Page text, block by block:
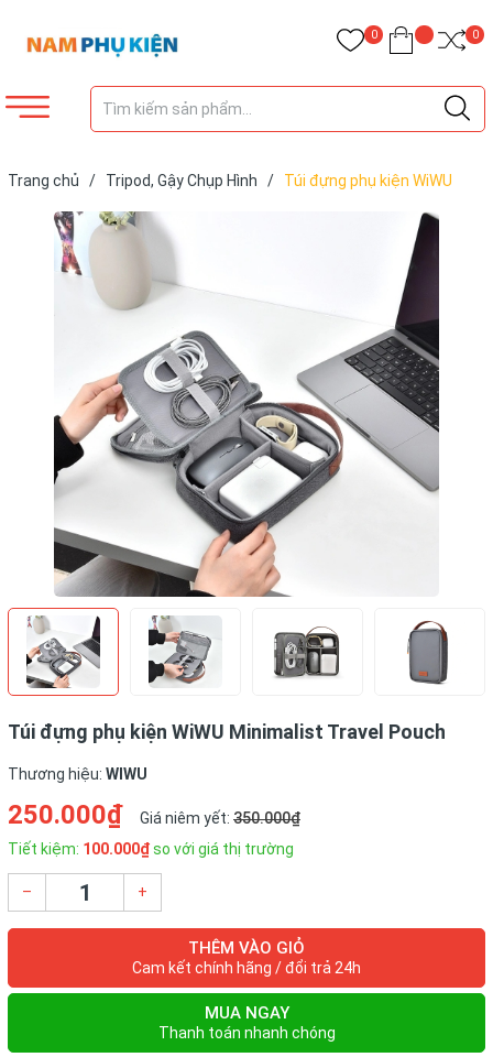
0 0
Trang chủ / Tripod, Gậy Chụp Hình /
Túi đựng phụ kiện WiWU
Túi đựng phụ kiện WiWU Minimalist Travel Pouch
Thương hiệu: WIWU
250.000₫ Giá niêm yết: 350.000₫
Tiết kiệm: 100.000₫so với giá thị trường
– +
THÊM VÀO GIỎ
Cam kết chính hãng / đổi trả 24h
MUA NGAY
Thanh toán nhanh chóng